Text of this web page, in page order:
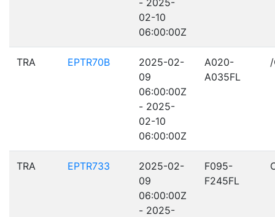
- 2025-
02-10
06:00:00Z
TRA EPTR70B
2025-02-
09
06:00:00Z
- 2025-
02-10
06:00:00Z
A020-
A035FL
TRA EPTR733
2025-02-
09
06:00:00Z
- 2025-
F095-
F245FL